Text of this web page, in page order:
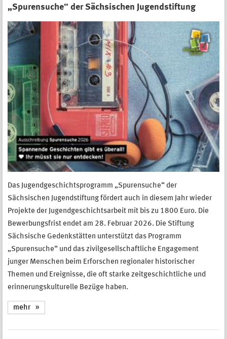
„Spurensuche“ der Sächsischen Jugendstiftung
Das Jugendgeschichtsprogramm „Spurensuche“ der
Sächsischen Jugendstiftung fördert auch in diesem Jahr wieder
Projekte der Jugendgeschichtsarbeit mit bis zu 1800 Euro. Die
Bewerbungsfrist endet am 28. Februar 2026. Die Stiftung
Sächsische Gedenkstätten unterstützt das Programm
„Spurensuche“ und das zivilgesellschaftliche Engagement
junger Menschen beim Erforschen regionaler historischer
Themen und Ereignisse, die oft starke zeitgeschichtliche und
erinnerungskulturelle Bezüge haben.
mehr